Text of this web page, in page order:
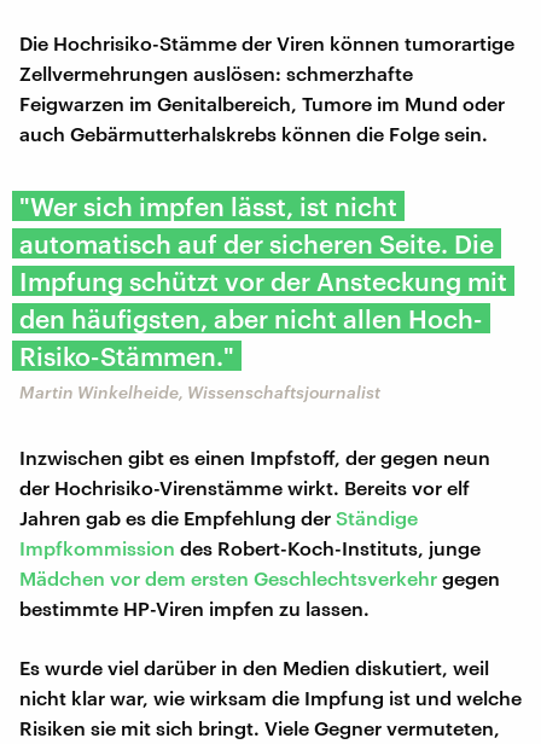
Die Hochrisiko-Stämme der Viren können tumorartige
Zellvermehrungen auslösen: schmerzhafte
Feigwarzen im Genitalbereich, Tumore im Mund oder
auch Gebärmutterhalskrebs können die Folge sein.
"Wer sich impfen lässt, ist nicht
automatisch auf der sicheren Seite. Die
Impfung schützt vor der Ansteckung mit
den häufigsten, aber nicht allen Hoch-
Risiko-Stämmen."
Martin Winkelheide, Wissenschaftsjournalist
Inzwischen gibt es einen Impfstoff, der gegen neun
der Hochrisiko-Virenstämme wirkt. Bereits vor elf
Jahren gab es die Empfehlung der Ständige
Impfkommission des Robert-Koch-Instituts, junge
Mädchen vor dem ersten Geschlechtsverkehr gegen
bestimmte HP-Viren impfen zu lassen.
Es wurde viel darüber in den Medien diskutiert, weil
nicht klar war, wie wirksam die Impfung ist und welche
Risiken sie mit sich bringt. Viele Gegner vermuteten,